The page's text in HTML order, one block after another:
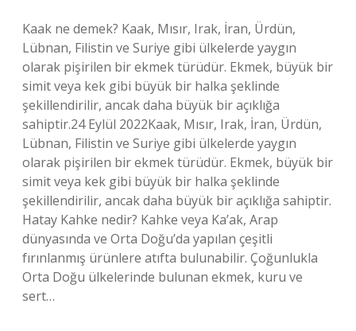
Kaak ne demek? Kaak, Mısır, Irak, İran, Ürdün,
Lübnan, Filistin ve Suriye gibi ülkelerde yaygın
olarak pişirilen bir ekmek türüdür. Ekmek, büyük bir
simit veya kek gibi büyük bir halka şeklinde
şekillendirilir, ancak daha büyük bir açıklığa
sahiptir.24 Eylül 2022Kaak, Mısır, Irak, İran, Ürdün,
Lübnan, Filistin ve Suriye gibi ülkelerde yaygın
olarak pişirilen bir ekmek türüdür. Ekmek, büyük bir
simit veya kek gibi büyük bir halka şeklinde
şekillendirilir, ancak daha büyük bir açıklığa sahiptir.
Hatay Kahke nedir? Kahke veya Ka’ak, Arap
dünyasında ve Orta Doğu’da yapılan çeşitli
fırınlanmış ürünlere atıfta bulunabilir. Çoğunlukla
Orta Doğu ülkelerinde bulunan ekmek, kuru ve
sert…